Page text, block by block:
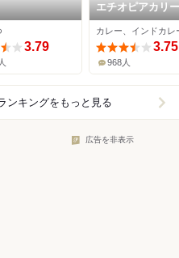
3.79
エチオピアカリ
チン 高田馬場店
3.75
968人
ンキングをもっと見る
広告を非表示